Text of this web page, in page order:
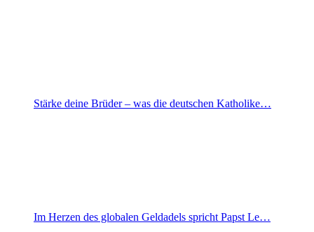
Stärke deine Brüder – was die deutschen Katholike…
Im Herzen des globalen Geldadels spricht Papst Le…